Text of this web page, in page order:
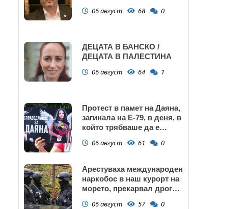
06 август 68 0
ДЕЦАТА В БАНСКО /
ДЕЦАТА В ПАЛЕСТИНА
06 август 64 1
Протест в памет на Даяна,
загинала на Е-79, в деня, в
който трябваше да е
06 август 61 0
Арестуваха международен
наркобос в наш курорт на
морето, прекарвал дрога
06 август 57 0